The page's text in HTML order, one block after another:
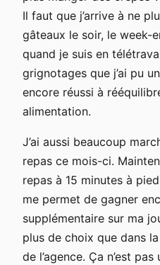
Il faut que j’arrive à ne
gâteaux le soir, le week-
quand je suis en
grignotages que j’ai pu
encore réussi à
alimentation.
J’ai aussi beaucoup
repas ce mois-ci.
repas à 15 minutes à
me permet de gagner
supplémentaire sur ma
plus de choix que dans
de l’agence. Ça n’est